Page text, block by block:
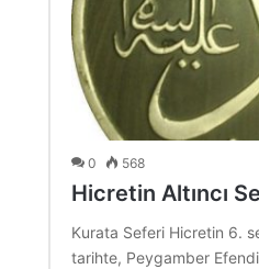
0 568
Hicretin Altıncı
Kurata Seferi Hicretin 6.
tarihte, Peygamber